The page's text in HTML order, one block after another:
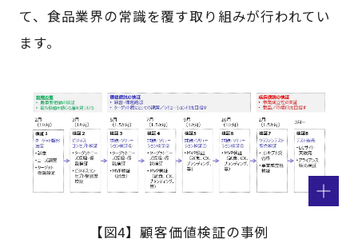
て、食品業界の常識を覆す取り組みが行われてい
ます。
【図4】顧客価値検証の事例